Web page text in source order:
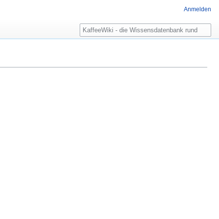
Anmelden
Suche